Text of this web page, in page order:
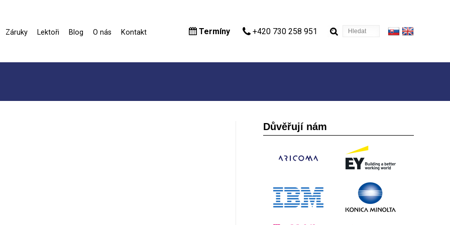
Záruky Lektoři Blog O nás Kontakt Hledat
Termíny +420 730 258 951
Důvěřují nám